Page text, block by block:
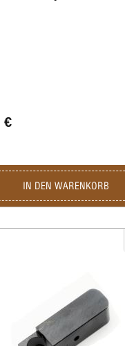
€
IN DEN WARENKORB